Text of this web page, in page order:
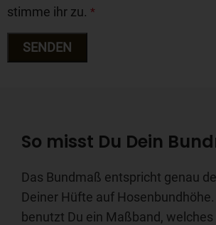
stimme ihr zu. *
So misst Du Dein
Das Bundmaß entspricht genau
Deiner Hüfte auf
benutzt Du ein Maßband, welches